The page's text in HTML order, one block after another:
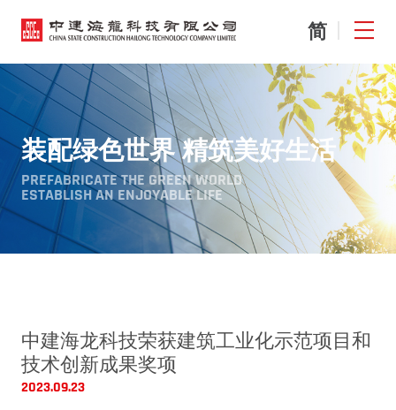
简
EN
装配绿色世界 精筑美好生活
PREFABRICATE THE GREEN WORLD
ESTABLISH AN ENJOYABLE LIFE
中建海龙科技荣获建筑工业化示范项目和
技术创新成果奖项
2023.09.23